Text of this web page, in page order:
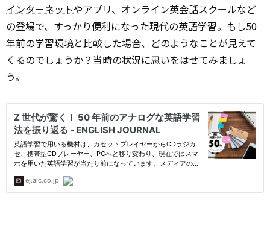
インターネットやアプリ、オンライン英会話スクールなど
の登場で、すっかり便利になった現代の英語学習。もし50
年前の学習環境と比較した場合、どのようなことが見えて
くるのでしょうか？当時の状況に思いをはせてみましょ
う。